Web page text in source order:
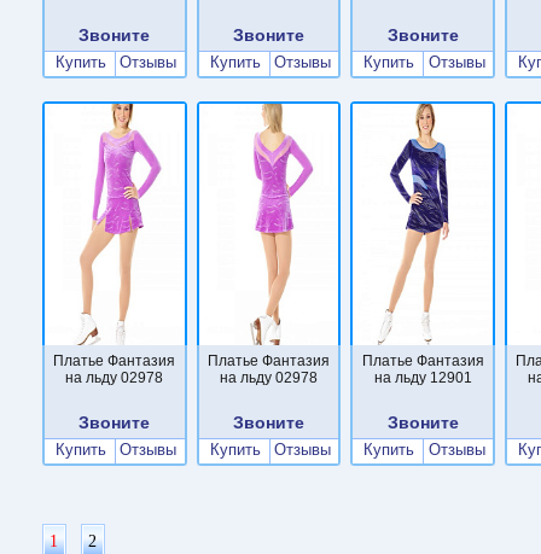
Звоните
Купить Отзывы
Звоните
Купить Отзывы
Звоните
Купить Отзывы
Платье Фантазия
на льду 02978
Звоните
Купить Отзывы
Платье Фантазия
на льду 02978
Звоните
Купить Отзывы
Платье Фантазия
на льду 12901
Звоните
Купить Отзывы
1 2